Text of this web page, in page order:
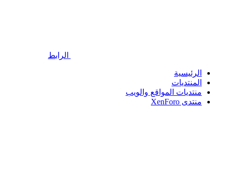
الرابط
الرئيسية
المنتديات
منتديات المواقع والويب
منتدى XenForo